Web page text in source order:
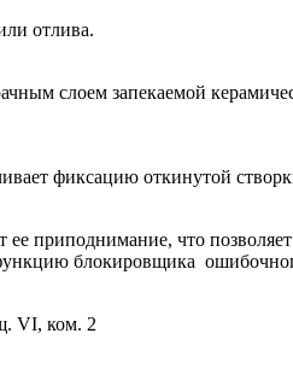
отлива.
слоем запекаемой
фиксацию откинутой
приподнимание, что
блокировщика
VI, ком. 2